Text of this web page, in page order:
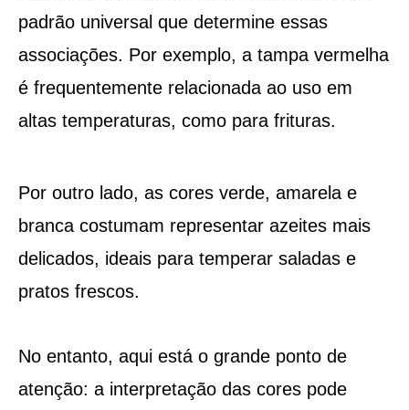
padrão universal que determine essas
associações. Por exemplo, a tampa vermelha
é frequentemente relacionada ao uso em
altas temperaturas, como para frituras.
Por outro lado, as cores verde, amarela e
branca costumam representar azeites mais
delicados, ideais para temperar saladas e
pratos frescos.
No entanto, aqui está o grande ponto de
atenção: a interpretação das cores pode